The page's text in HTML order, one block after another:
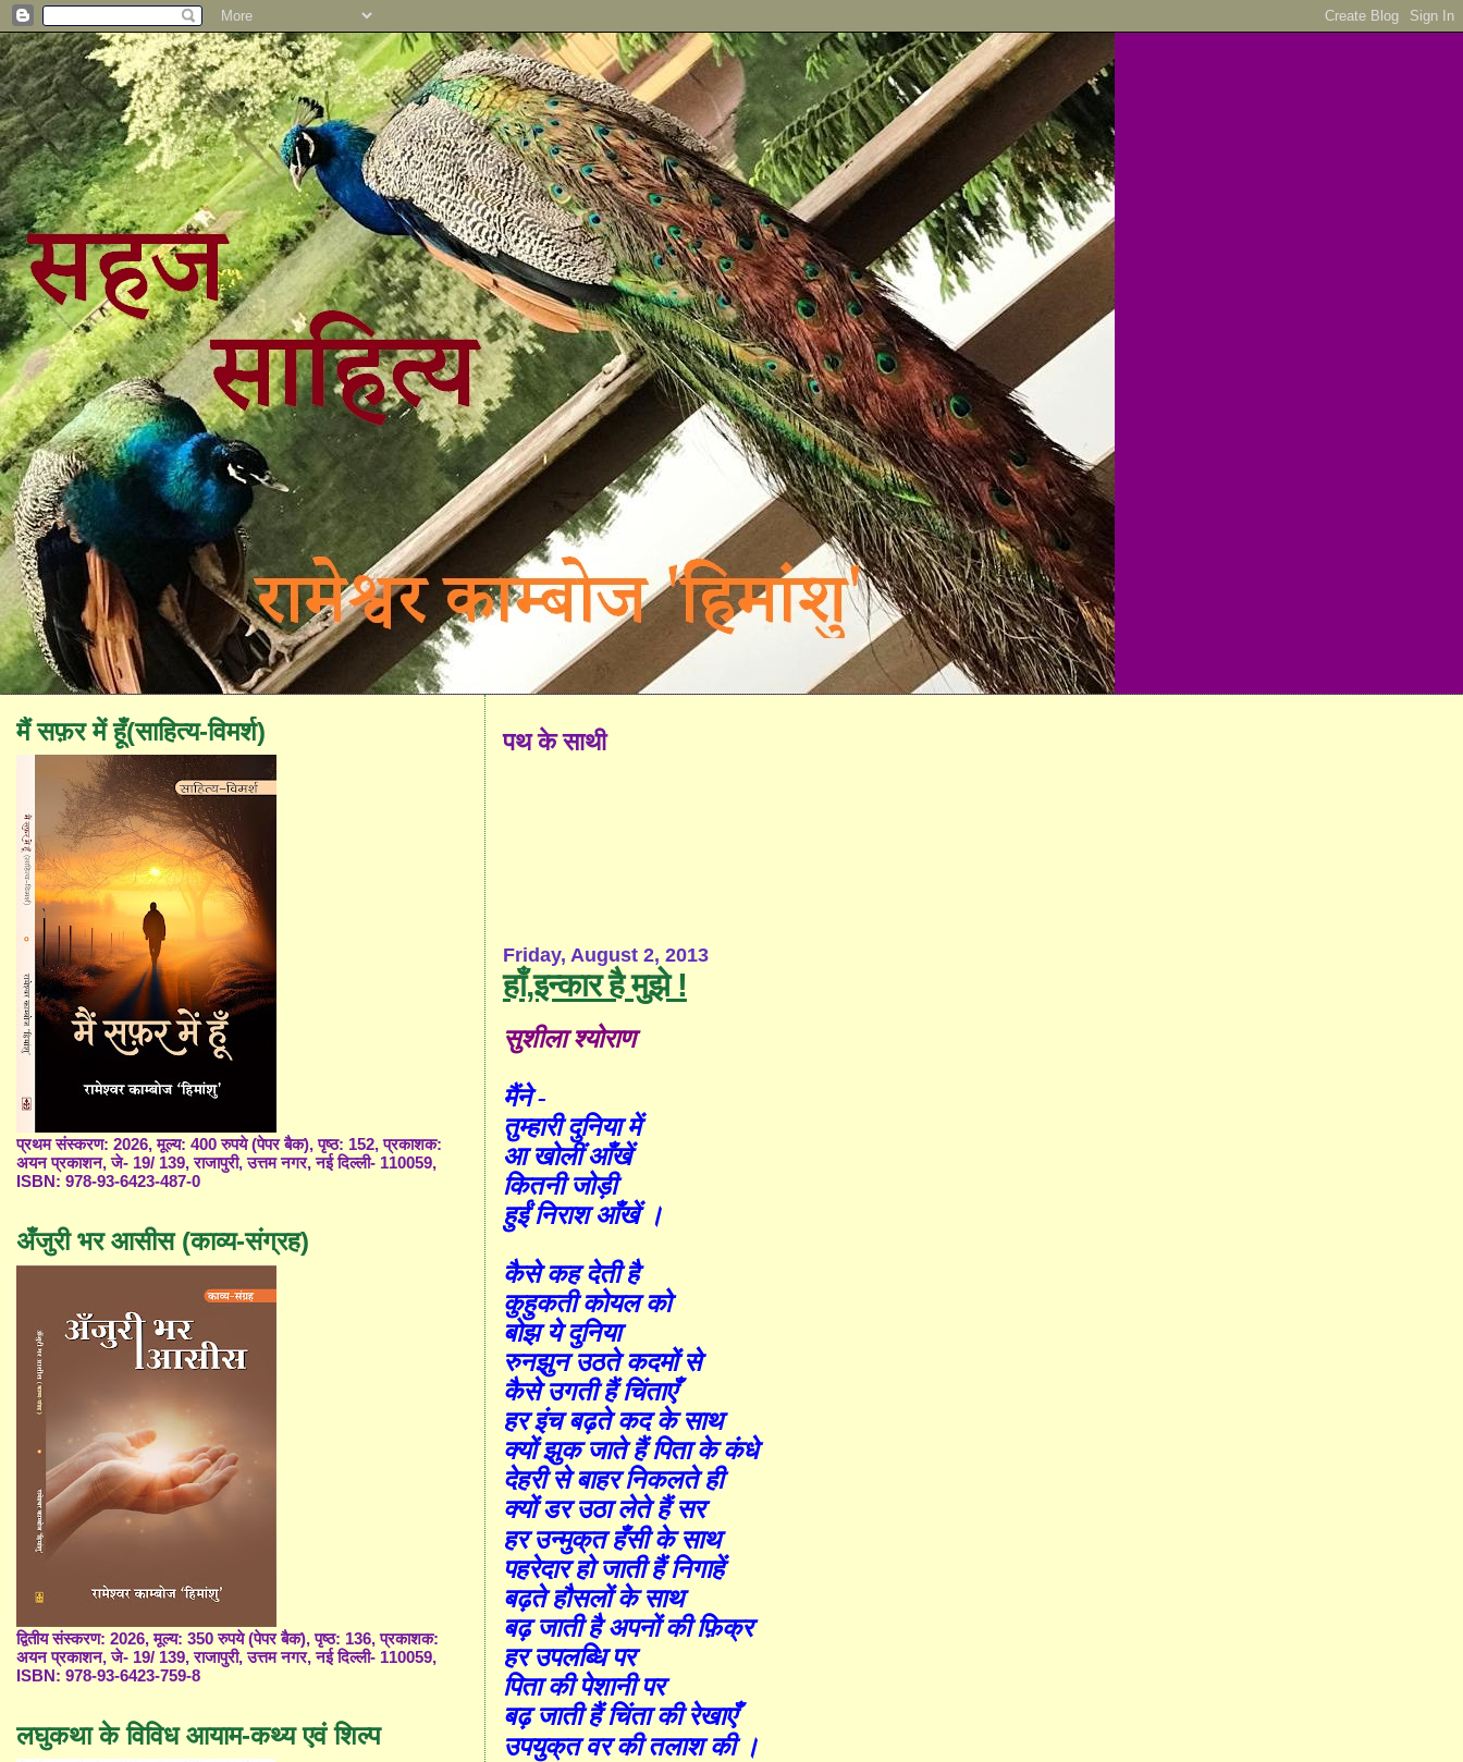
पथ के साथी
Friday, August 2, 2013
हाँ,इन्कार है मुझे !
सुशीला श्योराण
मैंने -
तुम्हारी दुनिया में
आ खोलीं आँखें
कितनी जोड़ी
हुईं निराश आँखें ।
कैसे कह देती है
कुहुकती कोयल को
बोझ ये दुनिया
रुनझुन उठते कदमों से
कैसे उगती हैं चिंताएँ
हर इंच बढ़ते कद के साथ
क्यों झुक जाते हैं पिता के कंधे
देहरी से बाहर निकलते ही
क्यों डर उठा लेते हैं सर
हर उन्मुक्त हँसी के साथ
पहरेदार हो जाती हैं निगाहें
बढ़ते हौसलों के साथ
बढ़ जाती है अपनों की फ़िक्र
हर उपलब्धि पर
पिता की पेशानी पर
बढ़ जाती हैं चिंता की रेखाएँ
उपयुक्त वर की तलाश की ।
मैं सफ़र में हूँ(साहित्य-विमर्श)
प्रथम संस्करण: 2026, मूल्य: 400 रुपये (पेपर बैक), पृष्ठ: 152, प्रकाशक:
अयन प्रकाशन, जे- 19/ 139, राजापुरी, उत्तम नगर, नई दिल्ली- 110059,
ISBN: 978-93-6423-487-0
अँजुरी भर आसीस (काव्य-संग्रह)
द्वितीय संस्करण: 2026, मूल्य: 350 रुपये (पेपर बैक), पृष्ठ: 136, प्रकाशक:
अयन प्रकाशन, जे- 19/ 139, राजापुरी, उत्तम नगर, नई दिल्ली- 110059,
ISBN: 978-93-6423-759-8
लघुकथा के विविध आयाम-कथ्य एवं शिल्प